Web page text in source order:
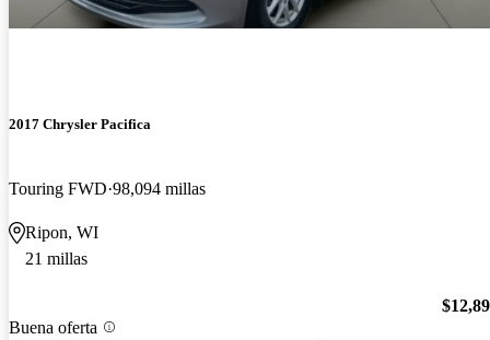
2017 Chrysler Pacifica
Touring FWD 98,094 millas
Ripon, WI
21 millas
Buena oferta